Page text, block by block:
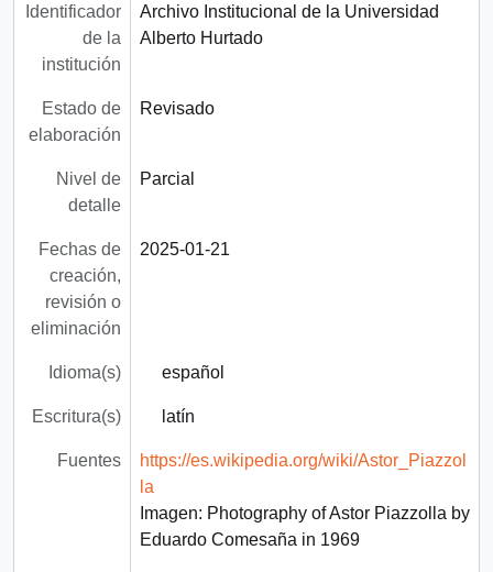
Identificador
de la
institución
Archivo Institucional de la Universidad
Alberto Hurtado
Estado de
elaboración
Revisado
Nivel de
detalle
Parcial
Fechas de
creación,
revisión o
eliminación
2025-01-21
Idioma(s) español
Escritura(s) latín
Fuentes
https://es.wikipedia.org/wiki/Astor_Piazzol
la
Imagen: Photography of Astor Piazzolla by
Eduardo Comesaña in 1969